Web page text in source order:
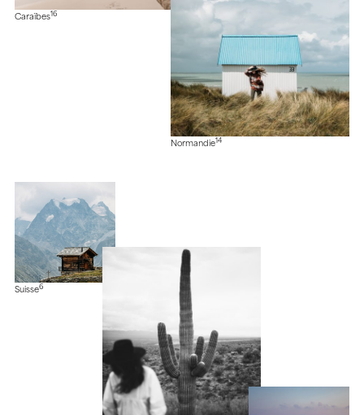
Caraïbes16
Normandie14
Suisse6